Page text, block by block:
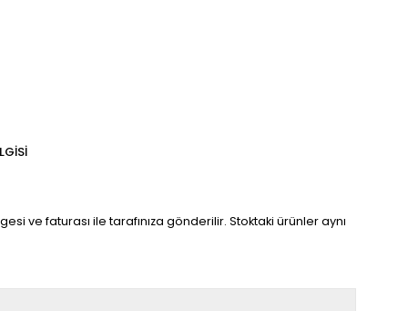
ve faturası ile tarafınıza gönderilir. Stoktaki ürünler aynı